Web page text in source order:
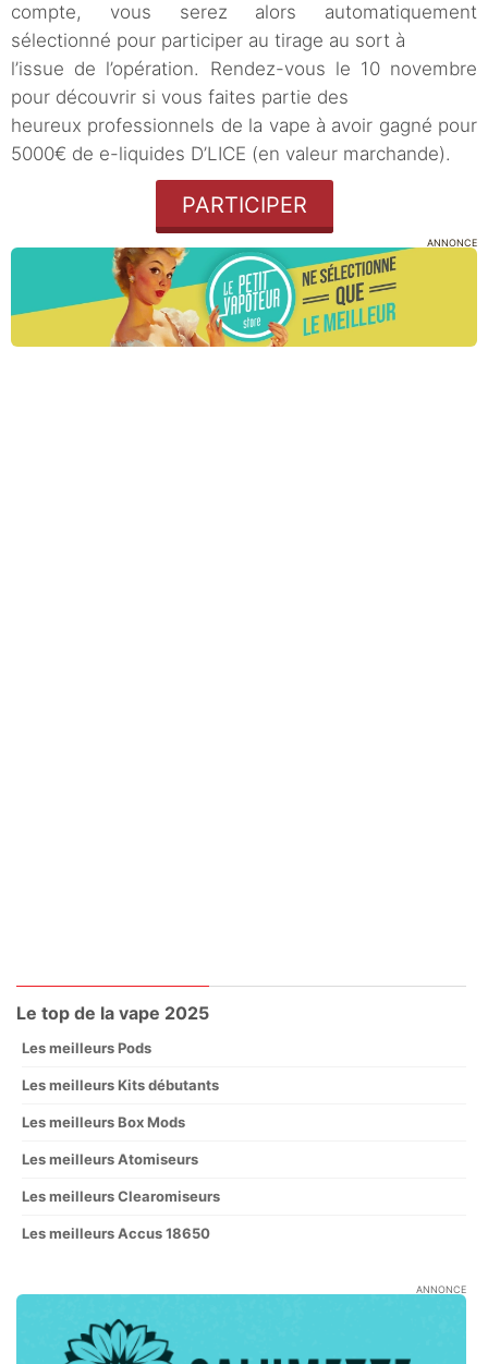
compte, vous serez alors automatiquement
sélectionné pour participer au tirage au sort à
l’issue de l’opération. Rendez-vous le 10 novembre
pour découvrir si vous faites partie des
heureux professionnels de la vape à avoir gagné pour
5000€ de e-liquides D’LICE (en valeur marchande).
PARTICIPER
ANNONCE
Le top de la vape 2025
Les meilleurs Pods
Les meilleurs Kits débutants
Les meilleurs Box Mods
Les meilleurs Atomiseurs
Les meilleurs Clearomiseurs
Les meilleurs Accus 18650
ANNONCE